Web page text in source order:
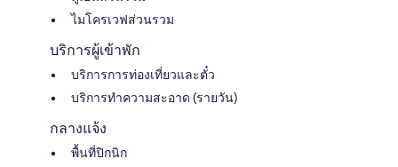
ไมโครเวฟส่วนรวม
บริการผู้เข้าพัก
บริการการท่องเที่ยวและตั๋ว
บริการทำความสะอาด (รายวัน)
กลางแจ้ง
พื้นที่ปิกนิก